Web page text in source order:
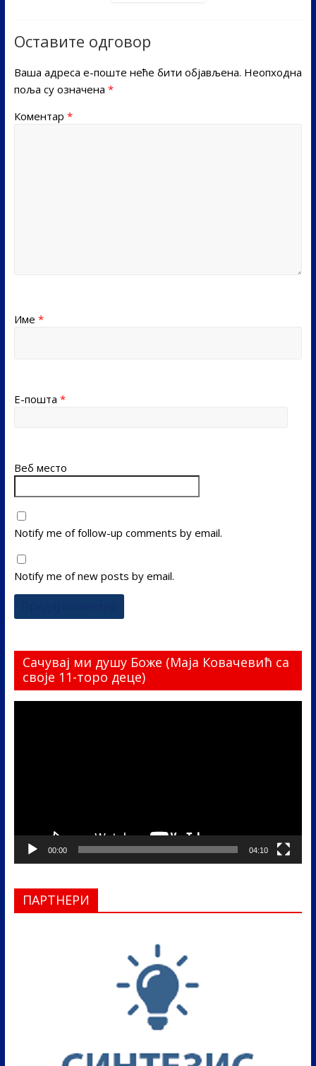
Оставите одговор
Ваша адреса е-поште неће бити објављена. Неопходна
поља су означена *
Коментар *
Име *
Е-пошта *
Веб место
Notify me of follow-up comments by email.
Notify me of new posts by email.
Сачувај ми душу Боже (Маја Ковачевић са
своје 11-торо деце)
00:00 04:10
ПАРТНЕРИ